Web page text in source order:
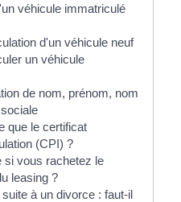
véhicule immatriculé
d'un véhicule neuf
un véhicule
de nom, prénom, nom
que le certificat
(CPI) ?
si vous rachetez le
leasing ?
à un divorce : faut-il